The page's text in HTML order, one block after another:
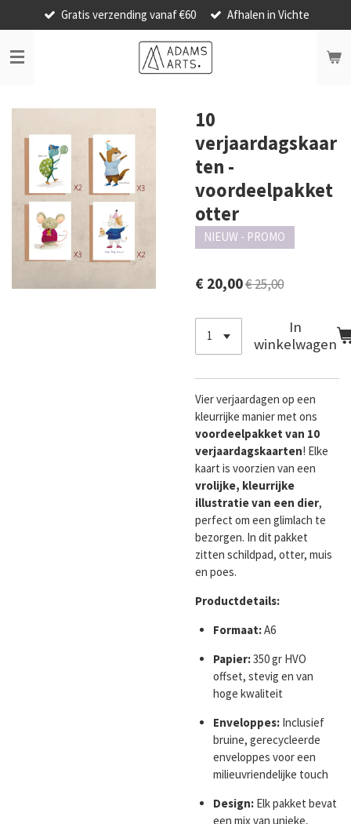
direct
naar
de
Gratis verzending vanaf €60 Afhalen in Vichte
10
verjaardagskaar
ten -
voordeelpakket
otter
NIEUW - PROMO
€ 20,00€ 25,00
In
winkelwagen
Vier verjaardagen op een
kleurrijke manier met ons
voordeelpakket van 10
verjaardagskaarten! Elke
kaart is voorzien van een
vrolijke, kleurrijke
illustratie van een dier,
perfect om een glimlach te
bezorgen. In dit pakket
zitten schildpad, otter, muis
en poes.
Productdetails:
Formaat:A6
Papier:350 gr HVO
offset, stevig en van
hoge kwaliteit
Enveloppes:Inclusief
bruine, gerecycleerde
enveloppes voor een
milieuvriendelijke touch
Design:Elk pakket bevat
een mix van unieke,